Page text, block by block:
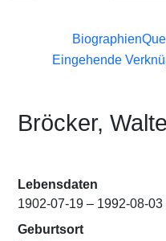
Biographien
Eingehende
Bröcker,
Lebensdaten
1902-07-19 – 1992-08-03
Geburtsort